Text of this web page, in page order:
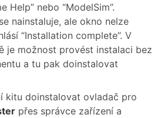
Help” nebo “ModelSim”.
nainstaluje, ale okno nelze
“Installation complete”. V
je možnost provést instalaci bez
a tu pak doinstalovat
kitu doinstalovat ovladač pro
přes správce zařízení a